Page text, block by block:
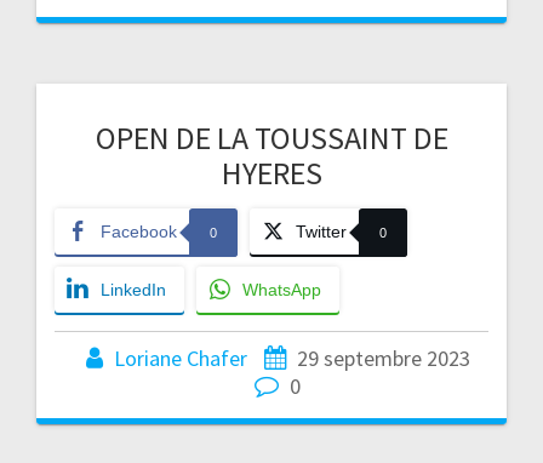
OPEN DE LA TOUSSAINT DE
HYERES
Facebook 0 Twitter 0
LinkedIn WhatsApp
Loriane Chafer
29 septembre 2023
0